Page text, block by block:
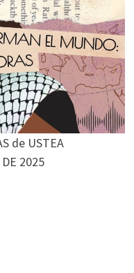
de USTEA
2025